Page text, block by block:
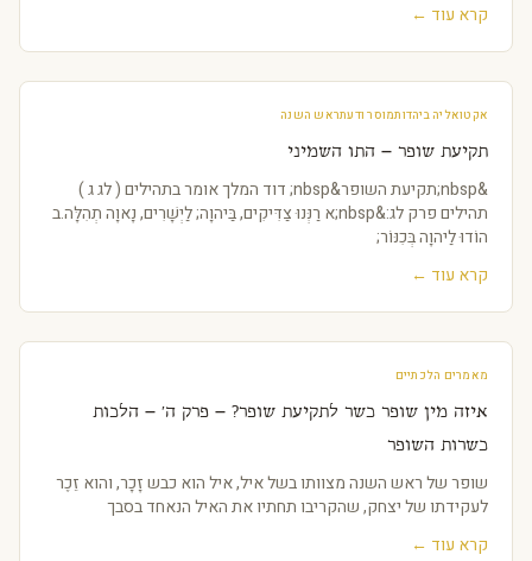
קרא עוד ←
אקטואליה ביהדותמוסר ודעתראש השנה
תקיעת שופר – התו השמיני
&nbsp;תקיעת השופר&nbsp; דוד המלך אומר בתהילים ( לג ג )
תהילים פרק לג:&nbsp;א רַנְּנוּ צַדִּיקִים, בַּיהוָה; לַיְשָׁרִים, נָאוָה תְהִלָּה.ב
הוֹדוּ לַיהוָה בְּכִנּוֹר;
קרא עוד ←
מאמרים הלכתיים
איזה מין שופר כשר לתקיעת שופר? – פרק ה' – הלכות
כשרות השופר
שופר של ראש השנה מצוותו בשל איל, איל הוא כבש זָכָר, והוא זֵכֶר
לעקידתו של יצחק, שהקריבו תחתיו את האיל הנאחד בסבך
קרא עוד ←